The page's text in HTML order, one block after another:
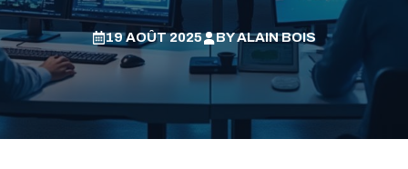
19 AOÛT 2025 BYALAIN BOIS